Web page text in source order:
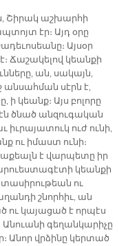
Շիրակ աշխարհի
էր։ Այդ օրը
Այսօր
Ճաշակելով կեանքի
ան, սակայն,
անսահման սէրն է,
ի կեանք։ Այս բոլորը
ծնած անզուգական
իւրայատուկ ուժ ունի,
ու իմաստ ունի։
է վարպետը իր
կեանքի
ու
շնորհիւ, ան
ու կայացած է որպէս
գեղանկարիչը
Անոր վրձինը կերտած